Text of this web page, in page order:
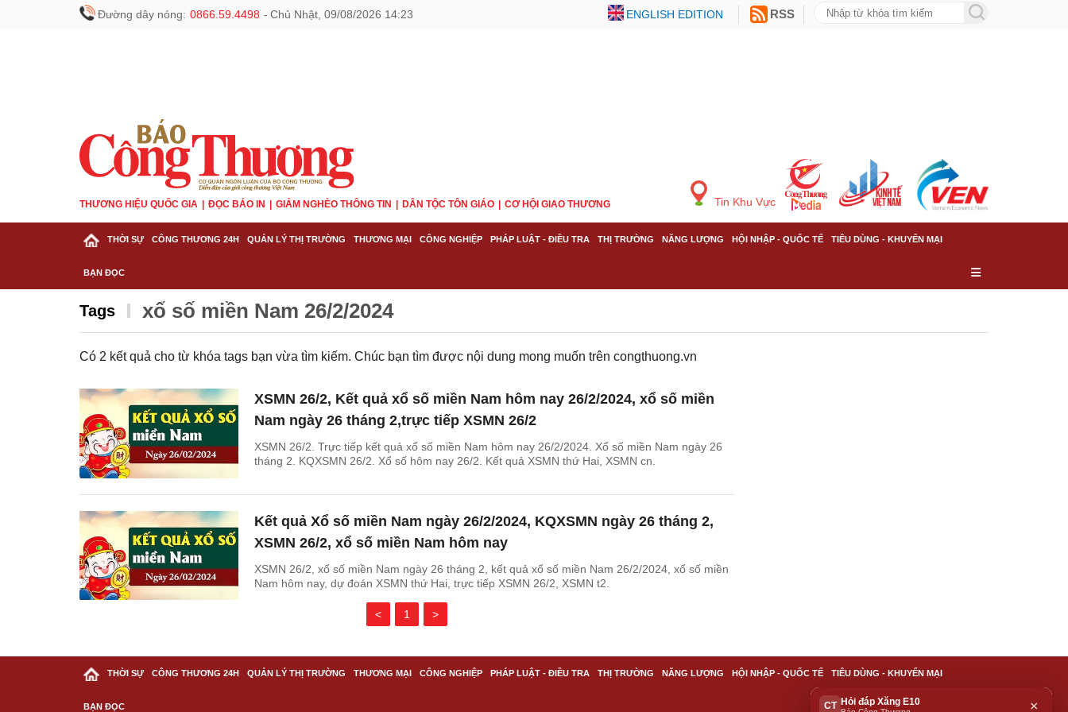
Đường dây nóng: 0866.59.4498 - Chủ Nhật, 09/08/2026 14:23 RSS
ENGLISH EDITION
THƯƠNG HIỆU QUỐC GIA ĐỌC BÁO IN GIẢM NGHÈO THÔNG TIN DÂN TỘC TÔN GIÁO CƠ HỘI GIAO THƯƠNG Tin Khu Vực
THỜI SỰ CÔNG THƯƠNG 24H QUẢN LÝ THỊ TRƯỜNG THƯƠNG MẠI CÔNG NGHIỆP PHÁP LUẬT - ĐIỀU TRA THỊ TRƯỜNG NĂNG LƯỢNG HỘI NHẬP - QUỐC TẾ TIÊU DÙNG - KHUYẾN MẠI
BẠN ĐỌC
Tags xổ số miền Nam 26/2/2024
Có 2 kết quả cho từ khóa tags bạn vừa tìm kiếm. Chúc bạn tìm được nội dung mong muốn trên congthuong.vn
XSMN 26/2, Kết quả xổ số miền Nam hôm nay 26/2/2024, xổ số miền
Nam ngày 26 tháng 2,trực tiếp XSMN 26/2
XSMN 26/2. Trực tiếp kết quả xổ số miền Nam hôm nay 26/2/2024. Xổ số miền Nam ngày 26
tháng 2. KQXSMN 26/2. Xổ số hôm nay 26/2. Kết quả XSMN thứ Hai, XSMN cn.
Kết quả Xổ số miền Nam ngày 26/2/2024, KQXSMN ngày 26 tháng 2,
XSMN 26/2, xổ số miền Nam hôm nay
XSMN 26/2, xổ số miền Nam ngày 26 tháng 2, kết quả xổ số miền Nam 26/2/2024, xổ số miền
Nam hôm nay, dự đoán XSMN thứ Hai, trực tiếp XSMN 26/2, XSMN t2.
< 1 >
THỜI SỰ CÔNG THƯƠNG 24H QUẢN LÝ THỊ TRƯỜNG THƯƠNG MẠI CÔNG NGHIỆP PHÁP LUẬT - ĐIỀU TRA THỊ TRƯỜNG NĂNG LƯỢNG HỘI NHẬP - QUỐC TẾ TIÊU DÙNG - KHUYẾN MẠI
BẠN ĐỌC CT Hỏi đáp Xăng E10 ×